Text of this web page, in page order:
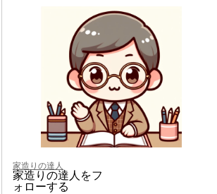
家造りの達人
家造りの達人をフ
ォローする